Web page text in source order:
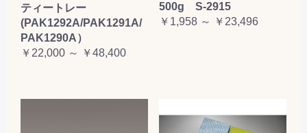
ティートレー
(PAK1292A/PAK1291A/
PAK1290A）
￥22,000 ～ ￥48,400
500g S-2915
￥1,958 ～ ￥23,496